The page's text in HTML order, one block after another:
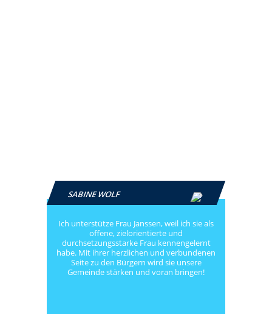
SABINE WOLF
Ich unterstütze Frau Janssen, weil ich sie als
offene, zielorientierte und
durchsetzungsstarke Frau kennengelernt
habe. Mit ihrer herzlichen und verbundenen
Seite zu den Bürgern wird sie unsere
Gemeinde stärken und voran bringen!